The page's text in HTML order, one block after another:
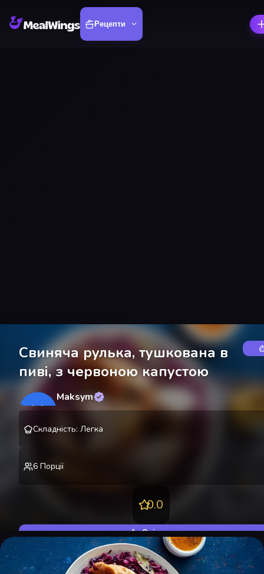
Рецепти
Свиняча рулька, тушкована в
пиві, з червоною капустою
M
Maksym
Складність: Легка
6 Порції
0.0
Оцінити